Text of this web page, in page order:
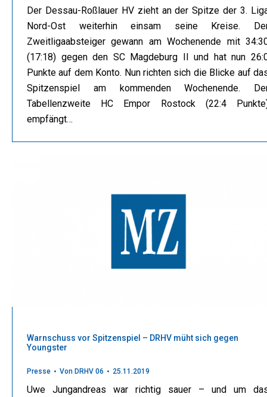
Der Dessau-Roßlauer HV zieht an der Spitze der 3.
Nord-Ost weiterhin einsam seine Kreise.
Zweitligaabsteiger gewann am Wochenende mit
(17:18) gegen den SC Magdeburg II und hat nun
Punkte auf dem Konto. Nun richten sich die Blicke auf
Spitzenspiel am kommenden Wochenende.
Tabellenzweite HC Empor Rostock (22:4
empfängt…
Warnschuss vor Spitzenspiel – DRHV müht sich gegen
Youngster
Presse Von DRHV 06 25.11.2019
Uwe Jungandreas war richtig sauer – und um